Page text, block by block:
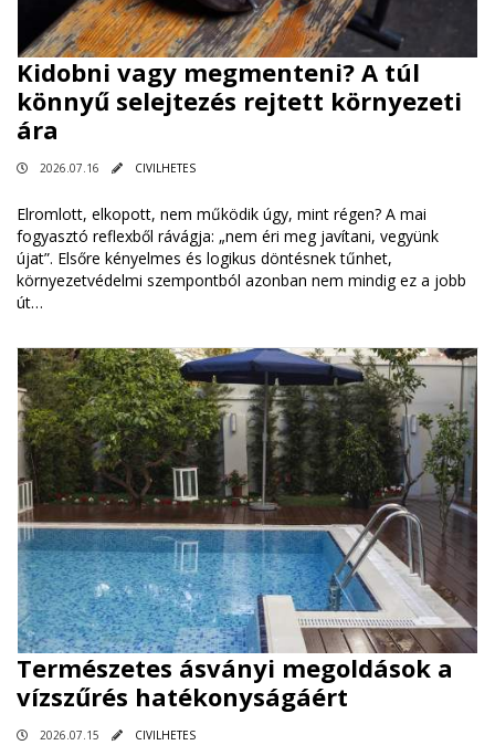
Kidobni vagy megmenteni? A túl
könnyű selejtezés rejtett környezeti
ára
2026.07.16 CIVILHETES
Elromlott, elkopott, nem működik úgy, mint régen? A mai
fogyasztó reflexből rávágja: „nem éri meg javítani, vegyünk
újat”. Elsőre kényelmes és logikus döntésnek tűnhet,
környezetvédelmi szempontból azonban nem mindig ez a jobb
út…
Természetes ásványi megoldások a
vízszűrés hatékonyságáért
2026.07.15 CIVILHETES